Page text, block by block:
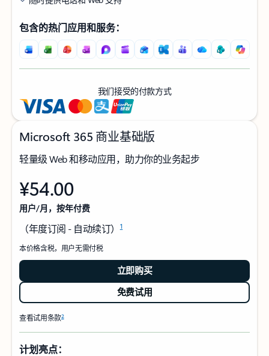
包含的热门应用和服务：
我们接受的付款方式
Microsoft 365 商业基础版
轻量级 Web 和移动应用，助力你的业务起步
¥54.00
用户/月，按年付费
（年度订阅 - 自动续订）1
本价格含税，用户无需付税
立即购买
免费试用
查看试用条款2
计划亮点：